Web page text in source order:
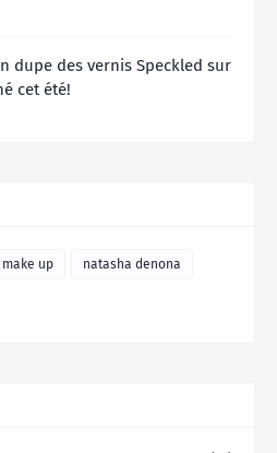
dupe des vernis Speckled sur
cet été!
make up natasha denona